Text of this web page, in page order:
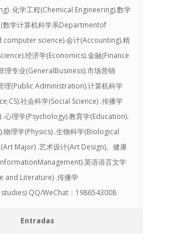
.化学工程(Chemical Engineering).数学
数学计算机科学系Departmentof
science).会计(Accounting).精
经济学(Economics).金融(Finance
理专业(GeneralBusiness).市场营销
理(Public Administration).计算机科学
社会科学(Social Science) .传播学
心理学(Psychology).教育学(Education).
物理学(Physics) .生物科学(Biological
Major) .艺术设计(Art Design)。健康
英语语言文学
and Literature) .传播学
QQ/WeChat：1986543008
Entradas